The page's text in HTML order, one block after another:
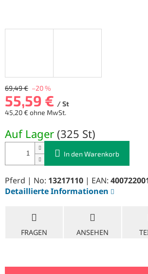
69,49 € –20 %
55,59 € / St
45,20 € ohne MwSt.
Auf Lager (325 St)
In den Warenkorb
Pferd | No: 13217110 | EAN:
Detaillierte Informationen
FRAGEN ANSEHEN